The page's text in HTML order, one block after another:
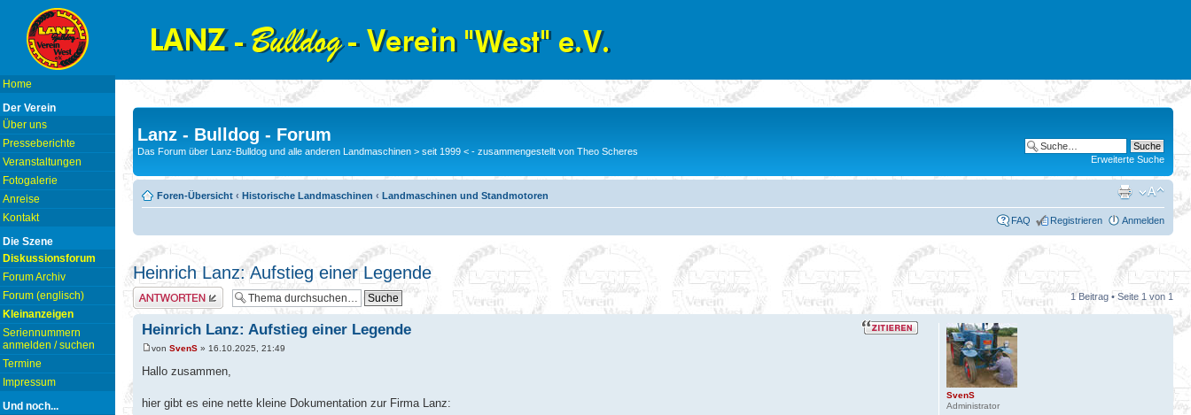
Home
Der Verein
Über uns
Presseberichte
Veranstaltungen
Fotogalerie
Anreise
Kontakt
Die Szene
Diskussionsforum
Forum Archiv
Forum (englisch)
Kleinanzeigen
Seriennummern
anmelden / suchen
Termine
Impressum
Und noch...
Lanz - Bulldog - Forum
Das Forum über Lanz-Bulldog und alle anderen Landmaschinen > seit 1999 < - zusammengestellt von Theo Scheres
Erweiterte Suche
Foren-Übersicht ‹ Historische Landmaschinen ‹ Landmaschinen und Standmotoren
FAQ Registrieren Anmelden
Heinrich Lanz: Aufstieg einer Legende
Antwort erstellen 1 Beitrag • Seite 1 von 1
Heinrich Lanz: Aufstieg einer Legende
von SvenS » 16.10.2025, 21:49
Hallo zusammen,
hier gibt es eine nette kleine Dokumentation zur Firma Lanz:
SvenS
Administrator